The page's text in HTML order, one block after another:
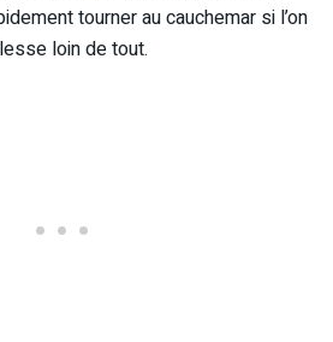
tourner au cauchemar si l’on
loin de tout.